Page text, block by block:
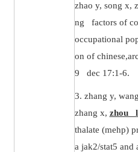
zhao y, song x,
ng factors of
occupational
on of
9 dec 17:1-6.
3. zhang y,
zhang x, zhou
thalate (mehp)
a jak2/stat5 and